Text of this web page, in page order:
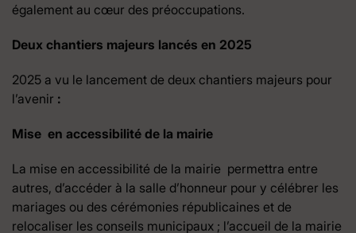
également au cœur des préoccupations.
Deux chantiers majeurs lancés en 2025
2025 a vu le lancement de deux chantiers majeurs pour
l’avenir :
Mise en accessibilité de la mairie
La mise en accessibilité de la mairie permettra entre
autres, d’accéder à la salle d’honneur pour y célébrer les
mariages ou des cérémonies républicaines et de
relocaliser les conseils municipaux ; l’accueil de la mairie